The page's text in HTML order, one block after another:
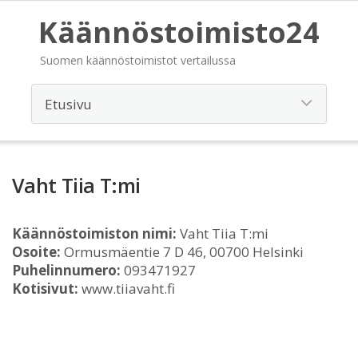
Käännöstoimisto24
Suomen käännöstoimistot vertailussa
Vaht Tiia T:mi
Käännöstoimiston nimi: Vaht Tiia T:mi
Osoite: Ormusmäentie 7 D 46, 00700 Helsinki
Puhelinnumero: 093471927
Kotisivut: www.tiiavaht.fi